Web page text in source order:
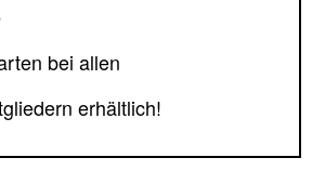
bei allen
erhältlich!